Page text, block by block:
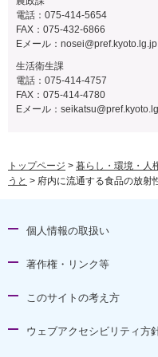
電話：075-414-5654
FAX：075-432-6866
Eメール： nosei@pref.kyoto.lg.jp
生活衛生課
電話：075-414-4757
FAX：075-414-4780
Eメール：
トップページ > 暮らし・環境・人
うと > 府内に流通する食品の放射
個人情報の取扱い
著作権・リンク等
このサイトの考え方
ウェブアクセシビリティ方